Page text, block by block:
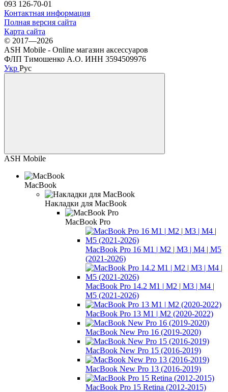
093 126-70-01
Контактная информация
Полная версия сайта
Карта сайта
© 2017—2026
ASH Mobile - Online магазин аксессуаров
ФЛП Тимошенко А.О. ИНН 3594509976
Укр Рус
ASH Mobile
MacBook
Накладки для MacBook
MacBook Pro
MacBook Pro 16 М1 | М2 | M3 | M4 | M5
(2021-2026)
MacBook Pro 14.2 М1 | М2 | M3 | M4 |
M5 (2021-2026)
MacBook Pro 13 M1 | M2 (2020-2022)
MacBook New Pro 16 (2019-2020)
MacBook New Pro 15 (2016-2019)
MacBook New Pro 13 (2016-2019)
MacBook Pro 15 Retina (2012-2015)